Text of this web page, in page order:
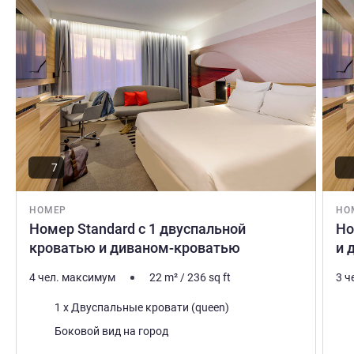
НОМЕР
Номер Standard с 1 двуспальной
кроватью и диваном-кроватью
7
4 чел. максимум 22 m²/236sq ft
Постель1 x Двуспальные кровати (queen)
Виды:Боковой вид на город
и
3